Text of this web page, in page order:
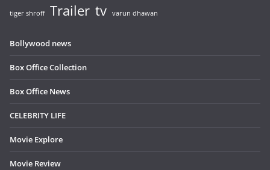
tiger shroff Trailer tv varun dhawan
Bollywood news
Box Office Collection
Box Office News
CELEBRITY LIFE
Movie Explore
Movie Review